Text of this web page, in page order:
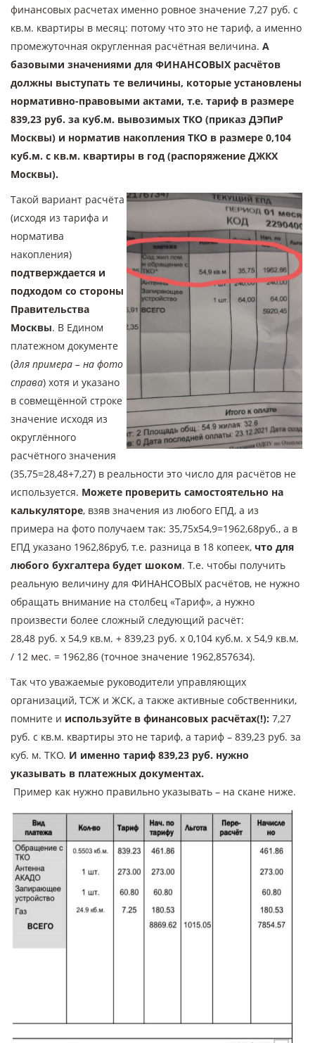
финансовых расчетах именно ровное значение 7,27 руб. с
кв.м. квартиры в месяц: потому что это не тариф, а именно
промежуточная округленная расчётная величина. А
базовыми значениями для ФИНАНСОВЫХ расчётов
должны выступать те величины, которые установлены
нормативно-правовыми актами, т.е. тариф в размере
839,23 руб. за куб.м. вывозимых ТКО (приказ ДЭПиР
Москвы) и норматив накопления ТКО в размере 0,104
куб.м. с кв.м. квартиры в год (распоряжение ДЖКХ
Москвы).
Такой вариант расчёта
(исходя из тарифа и
норматива
накопления)
подтверждается и
подходом со стороны
Правительства
Москвы. В Едином
платежном документе
(для примера – на фото
справа) хотя и указано
в совмещённой строке
значение исходя из
округлённого
расчётного значения
(35,75=28,48+7,27) в реальности это число для расчётов не
используется. Можете проверить самостоятельно на
калькуляторе, взяв значения из любого ЕПД, а из
примера на фото получаем так: 35,75х54,9=1962,68руб., а в
ЕПД указано 1962,86руб, т.е. разница в 18 копеек, что для
любого бухгалтера будет шоком. Т.е. чтобы получить
реальную величину для ФИНАНСОВЫХ расчётов, не нужно
обращать внимание на столбец «Тариф», а нужно
произвести более сложный следующий расчёт:
28,48 руб. х 54,9 кв.м. + 839,23 руб. х 0,104 куб.м. х 54,9 кв.м.
/ 12 мес. = 1962,86 (точное значение 1962,857634).
Так что уважаемые руководители управляющих
организаций, ТСЖ и ЖСК, а также активные собственники,
помните и используйте в финансовых расчётах(!): 7,27
руб. с кв.м. квартиры это не тариф, а тариф – 839,23 руб. за
куб. м. ТКО. И именно тариф 839,23 руб. нужно
указывать в платежных документах.
Пример как нужно правильно указывать – на скане ниже.